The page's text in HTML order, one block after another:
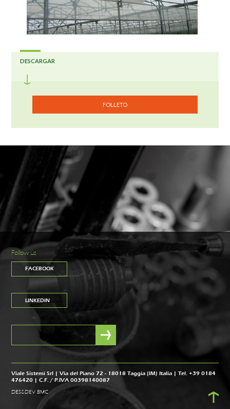
DESCARGAR
FOLLETO
Follow us
FACEBOOK
LINKEDIN
Viale Sistemi Srl | Via del Piano 72 - 18018 Taggia (IM) Italia | Tel. +39 0184
476420 | C.F. / P.IVA 00398140087
DES&DEV BMC